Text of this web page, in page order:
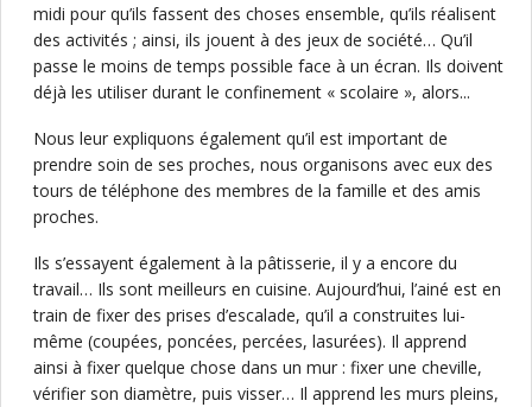
midi pour qu’ils fassent des choses ensemble, qu’ils réalisent
des activités ; ainsi, ils jouent à des jeux de société… Qu’il
passe le moins de temps possible face à un écran. Ils doivent
déjà les utiliser durant le confinement « scolaire », alors...
Nous leur expliquons également qu’il est important de
prendre soin de ses proches, nous organisons avec eux des
tours de téléphone des membres de la famille et des amis
proches.
Ils s’essayent également à la pâtisserie, il y a encore du
travail… Ils sont meilleurs en cuisine. Aujourd’hui, l’ainé est en
train de fixer des prises d’escalade, qu’il a construites lui-
même (coupées, poncées, percées, lasurées). Il apprend
ainsi à fixer quelque chose dans un mur : fixer une cheville,
vérifier son diamètre, puis visser… Il apprend les murs pleins,